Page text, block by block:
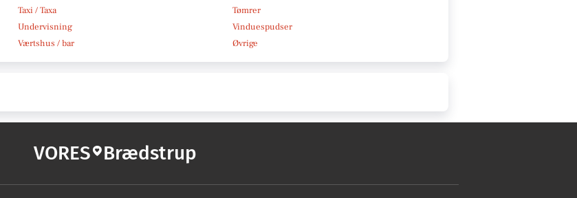
Taxi / Taxa
Tømrer
Undervisning
Vinduespudser
Værtshus / bar Øvrige
VORES Brædstrup